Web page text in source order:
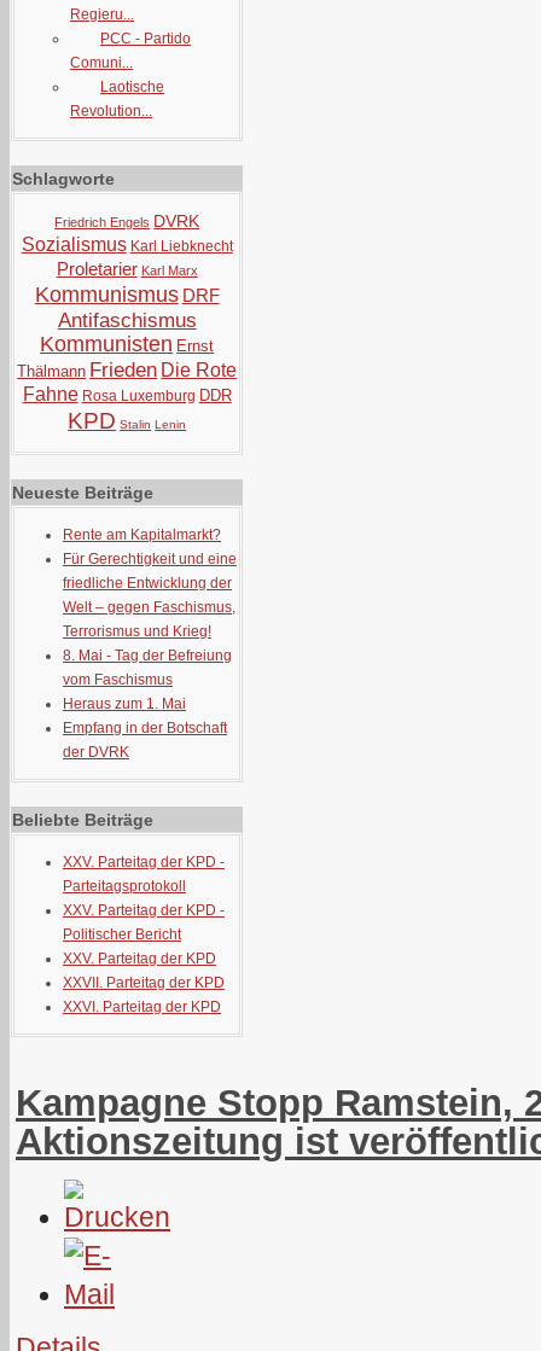
Regieru...
PCC - Partido
Comuni...
Laotische
Revolution...
Schlagworte
Friedrich Engels DVRK
Sozialismus Karl Liebknecht
Proletarier Karl Marx
Kommunismus DRF
Antifaschismus
Kommunisten Ernst
Thälmann Frieden Die Rote
Fahne Rosa Luxemburg DDR
KPD Stalin Lenin
Neueste Beiträge
Rente am Kapitalmarkt?
Für Gerechtigkeit und eine
friedliche Entwicklung der
Welt – gegen Faschismus,
Terrorismus und Krieg!
8. Mai - Tag der Befreiung
vom Faschismus
Heraus zum 1. Mai
Empfang in der Botschaft
der DVRK
Beliebte Beiträge
XXV. Parteitag der KPD -
Parteitagsprotokoll
XXV. Parteitag der KPD -
Politischer Bericht
XXV. Parteitag der KPD
XXVII. Parteitag der KPD
XXVI. Parteitag der KPD
Kampagne Stopp Ramstein,
Aktionszeitung ist